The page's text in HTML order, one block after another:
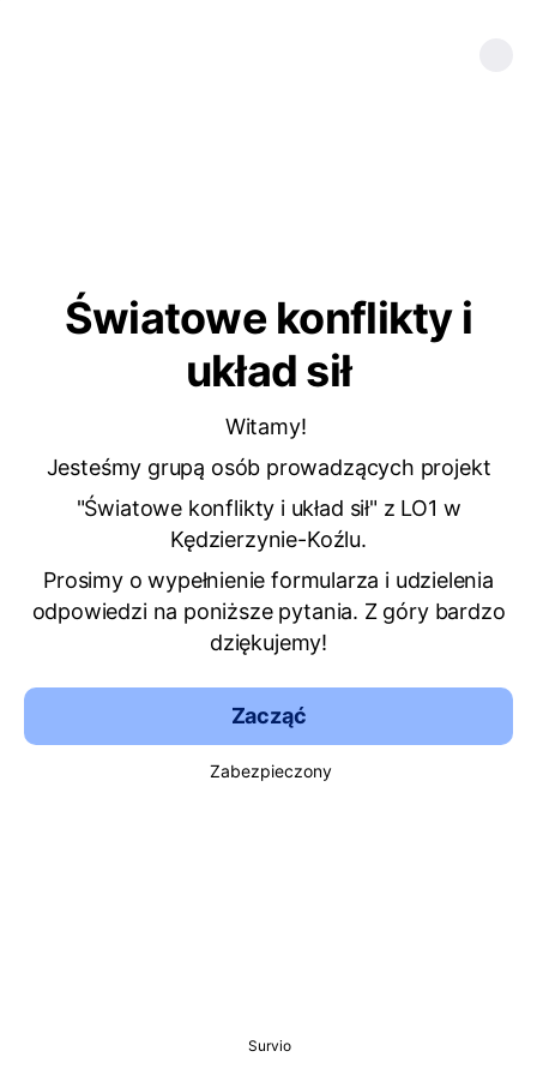
Światowe konflikty i
układ sił
Witamy!
Jesteśmy grupą osób prowadzących projekt
"Światowe konflikty i układ sił" z LO1 w
Kędzierzynie-Koźlu.
Prosimy o wypełnienie formularza i udzielenia
odpowiedzi na poniższe pytania. Z góry bardzo
dziękujemy!
Zacząć
Zabezpieczony
Survio